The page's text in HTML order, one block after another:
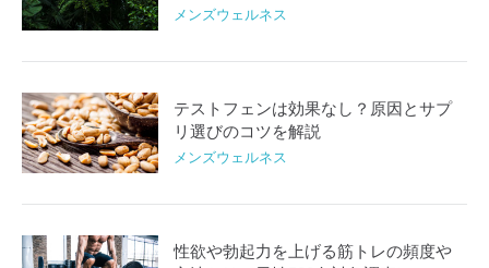
メンズウェルネス
テストフェンは効果なし？原因とサプ
リ選びのコツを解説
メンズウェルネス
性欲や勃起力を上げる筋トレの頻度や